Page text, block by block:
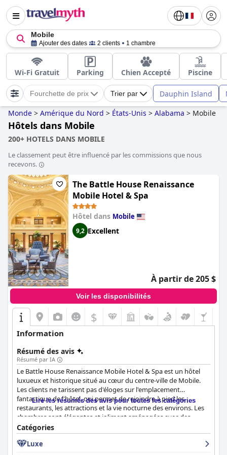
Mobile
Ajouter des dates 2 clients 1 chambre
Wi-Fi Gratuit Parking Chien Accepté Piscine
Fourchette de prix Trier par Dauphin Island
Monde > Amérique du Nord > États-Unis > Alabama > Mobile
Hôtels dans Mobile
200+ HOTELS DANS MOBILE
Le classement peut être influencé par les commissions que nous
recevons.
The Battle House Renaissance
Mobile Hotel & Spa
Hôtel dans Mobile
9,2 Excellent
À partir de 205 $
Voir les disponibilités
$
Information
Résumé des avis
Résumé par IA
Le Battle House Renaissance Mobile Hotel & Spa est un hôtel
luxueux et historique situé au cœur du centre-ville de Mobile.
Les clients ne tarissent pas d'éloges sur l'emplacement
fantastique de l'hôtel, qui permet de rejoindre à pied les
restaurants, les attractions et la vie nocturne des environs. Les
chambres sont élégantes et joliment aménagées avec des
douches modernes. L'hôtel est exceptionnellement propre et le
personnel est attentif et professionnel. La piscine est luxuriante
et magnifique et l'hôtel propose un excellent service de parking,
Lire les résumés des avis pour toutes les catégories
Catégories
Luxe